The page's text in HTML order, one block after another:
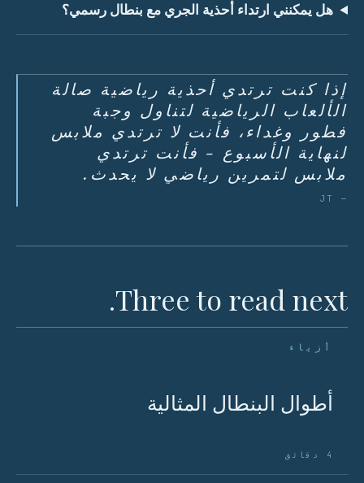
هل يمكنني ارتداء أحذية الجري مع بنطال رسمي؟
إذا كنت ترتدي أحذية رياضية صالة
الألعاب الرياضية لتناول وجبة
فطور وغداء، فأنت لا ترتدي ملابس
لنهاية الأسبوع - فأنت ترتدي
ملابس لتمرين رياضي لا يحدث.
— JT
Three to read next.
أزياء
أطوال البنطال المثالية
4 دقائق